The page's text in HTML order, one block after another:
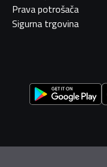
Prava potrošača
Sigurna trgovina